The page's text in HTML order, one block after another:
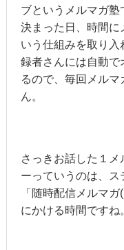
ブというメルマガ
決まった日、時間に
いう仕組みを取り
録者さんには自動で
るので、毎回メル
ん。
さっきお話した１
ーっていうのは、
「随時配信メルマ
にかける時間ですね